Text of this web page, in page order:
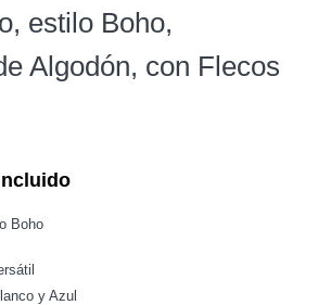
estilo Boho,
Algodón, con Flecos
Boho
y Azul